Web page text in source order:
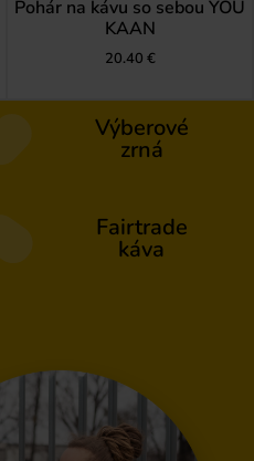
Pohár na kávu so sebou YOU
KAAN
20.40 €
Výberové
zrná
Fairtrade
káva